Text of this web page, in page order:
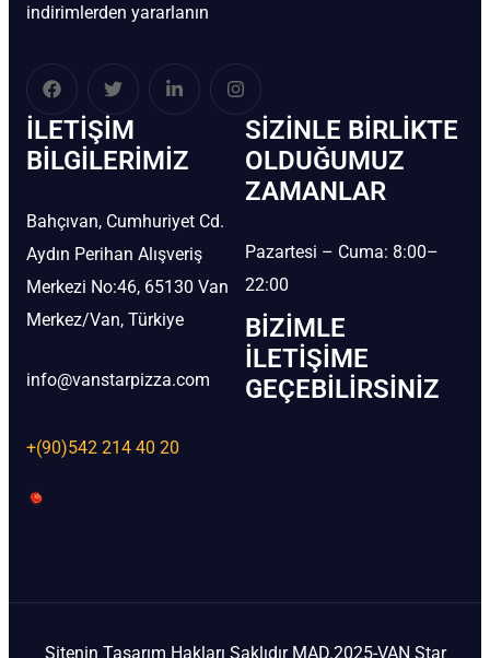
indirimlerden yararlanın
İLETIŞIM
BİLGILERIMIZ
Bahçıvan, Cumhuriyet Cd.
Aydın Perihan Alışveriş
Merkezi No:46, 65130 Van
Merkez/Van, Türkiye
info@vanstarpizza.com
+(90)542 214 40 20
SIZINLE BIRLIKTE
OLDUĞUMUZ
ZAMANLAR
Pazartesi – Cuma: 8:00–
22:00
BIZIMLE
İLETIŞIME
GEÇEBILIRSINIZ
Sitenin Tasarım Hakları Saklıdır MAD.2025-VAN Star